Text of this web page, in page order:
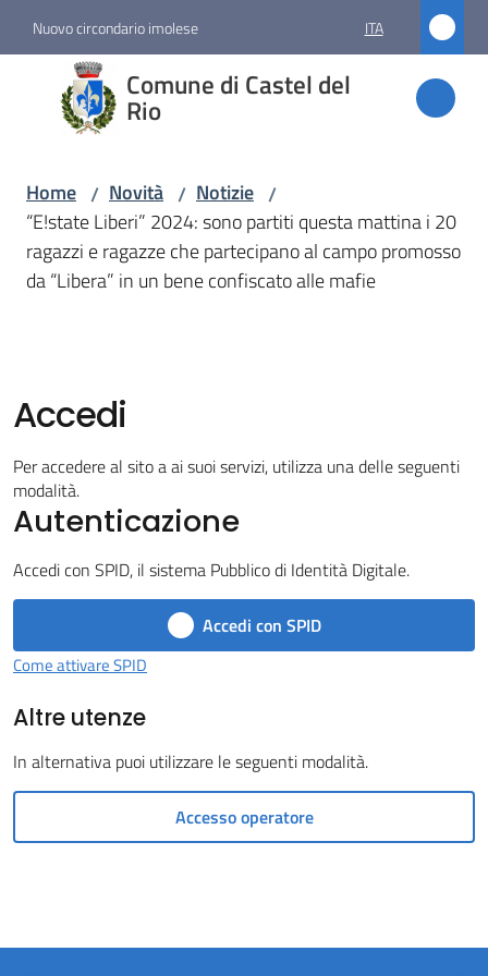
Nuovo circondario imolese ITA
Comune di Castel del
Rio
Comune
di
Castel
Amministrazione
Servizi
Vivere
Castel
Rio
Servizi
line
Tutti
Home / Novità / Notizie /
“E!state Liberi” 2024: sono partiti questa mattina i 20
ragazzi e ragazze che partecipano al campo promosso
da “Libera” in un bene confiscato alle mafie
Accedi
Per accedere al sito a ai suoi servizi, utilizza una delle seguenti
modalità.
Autenticazione
Accedi con SPID, il sistema Pubblico di Identità Digitale.
Accedi con SPID
Come attivare SPID
Altre utenze
In alternativa puoi utilizzare le seguenti modalità.
Accesso operatore